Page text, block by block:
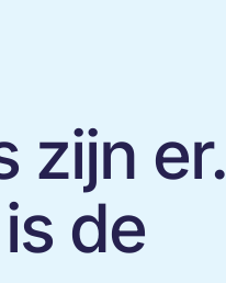
zijn er.
de